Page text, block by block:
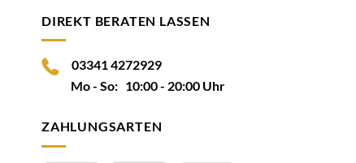
DIREKT BERATEN LASSEN
03341 4272929
Mo - So: 10:00 - 20:00 Uhr
ZAHLUNGSARTEN